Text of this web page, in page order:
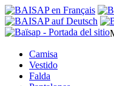
Camisa
Vestido
Falda